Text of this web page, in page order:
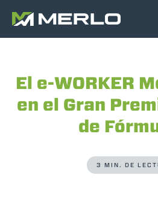
El e-WORKER
en el Gran
de
3 MIN. DE